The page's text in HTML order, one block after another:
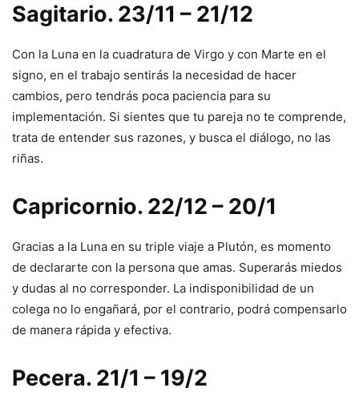
Sagitario. 23/11 – 21/12
Con la Luna en la cuadratura de Virgo y con Marte en el
signo, en el trabajo sentirás la necesidad de hacer
cambios, pero tendrás poca paciencia para su
implementación. Si sientes que tu pareja no te comprende,
trata de entender sus razones, y busca el diálogo, no las
riñas.
Capricornio. 22/12 – 20/1
Gracias a la Luna en su triple viaje a Plutón, es momento
de declararte con la persona que amas. Superarás miedos
y dudas al no corresponder. La indisponibilidad de un
colega no lo engañará, por el contrario, podrá compensarlo
de manera rápida y efectiva.
Pecera. 21/1 – 19/2